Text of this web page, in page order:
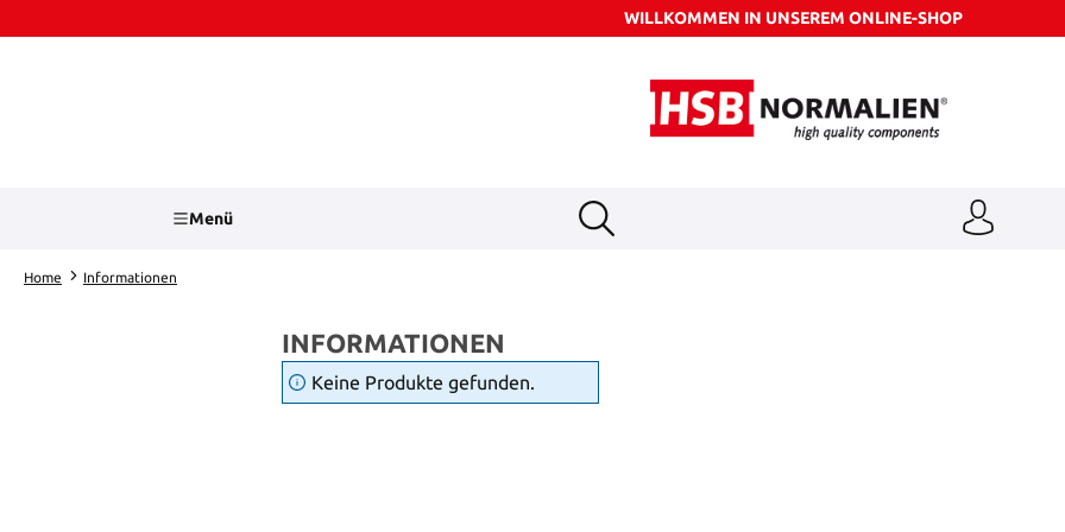
WILLKOMMEN IN UNSEREM ONLINE-SHOP
Menü
Home Informationen
INFORMATIONEN
Keine Produkte gefunden.